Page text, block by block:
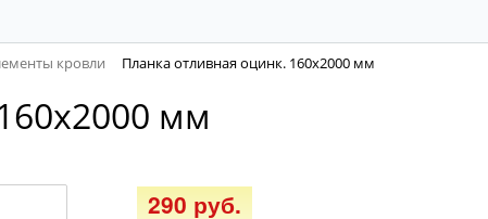
кровли Планка отливная оцинк. 160х2000 мм
мм
290 руб.